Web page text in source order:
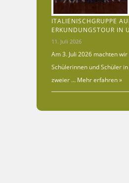
ITALIENISCHGRUPPE
ERKUNDUNGSTOUR IN
11. Juli 2026
Am 3. Juli 2026 machten
Schülerinnen und Schüler
zweier … Mehr erfahren »